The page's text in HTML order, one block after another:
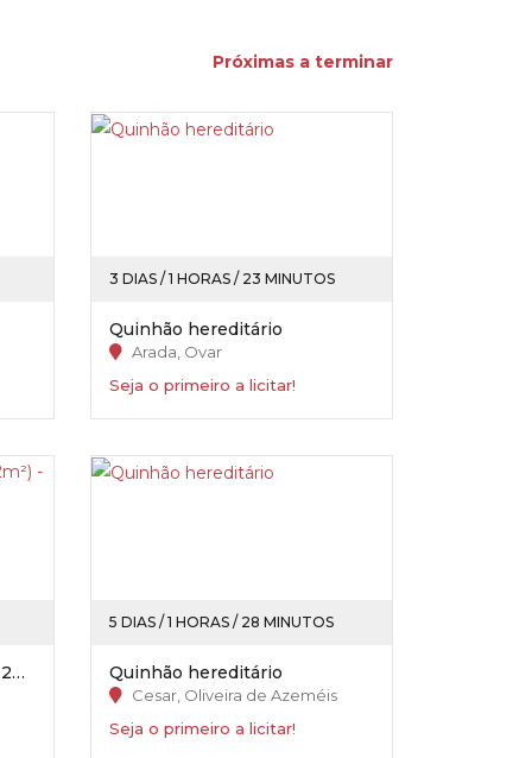
Próximas a terminar
3 DIAS / 1 HORAS / 23 MINUTOS
Quinhão hereditário
Arada, Ovar
Seja o primeiro a licitar!
Apartamento (T2) - (c/ 63,92m²) - Portimão
5 DIAS / 1 HORAS / 28 MINUTOS
Quinhão hereditário
Cesar, Oliveira de Azeméis
Seja o primeiro a licitar!